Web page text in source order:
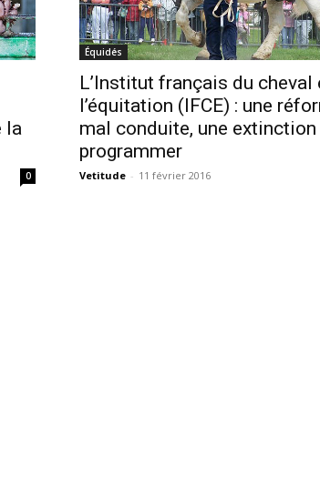
la
0
Équidés
L’Institut français du cheval
l’équitation (IFCE) : une
mal conduite, une extinction
programmer
Vetitude - 11 février 2016